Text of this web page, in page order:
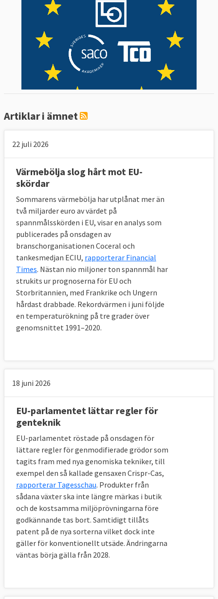
Artiklar i ämnet
22 juli 2026
Värmebölja slog hårt mot EU-
skördar
Sommarens värmebölja har utplånat mer än
två miljarder euro av värdet på
spannmålsskörden i EU, visar en analys som
publicerades på onsdagen av
branschorganisationen Coceral och
tankesmedjan ECIU, rapporterar Financial
Times. Nästan nio miljoner ton spannmål har
strukits ur prognoserna för EU och
Storbritannien, med Frankrike och Ungern
hårdast drabbade. Rekordvärmen i juni följde
en temperaturökning på tre grader över
genomsnittet 1991–2020.
18 juni 2026
EU-parlamentet lättar regler för
genteknik
EU-parlamentet röstade på onsdagen för
lättare regler för genmodifierade grödor som
tagits fram med nya genomiska tekniker, till
exempel den så kallade gensaxen Crispr-Cas,
rapporterar Tagesschau. Produkter från
sådana växter ska inte längre märkas i butik
och de kostsamma miljöprövningarna före
godkännande tas bort. Samtidigt tillåts
patent på de nya sorterna vilket dock inte
gäller för konventionellt utsäde. Ändringarna
väntas börja gälla från 2028.